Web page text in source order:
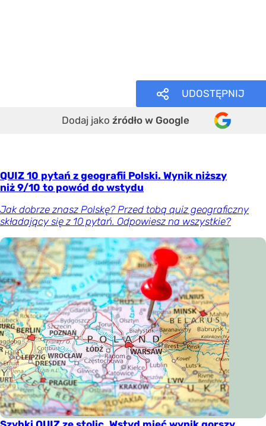
UDOSTĘPNIJ
Dodaj jako źródło w Google
QUIZ 10 pytań z geografii Polski. Wynik niższy
niż 9/10 to powód do wstydu
Jak dobrze znasz Polskę? Przed tobą quiz geograficzny
składający się z 10 pytań. Odpowiesz na wszystkie?